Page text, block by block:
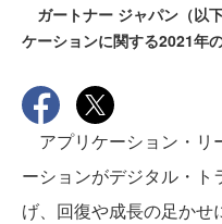
ガートナー ジャパン（以
ケーションに関する2021年
アプリケーション・リ
ーションがデジタル・
げ、回復や成長の足か